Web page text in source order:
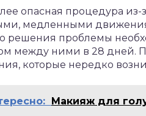
опасная процедура из-
медленными
решения проблемы
между ними в 28 дней.
которые нередко
Макияж для